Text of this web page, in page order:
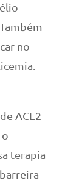
no
ACE2
terapia